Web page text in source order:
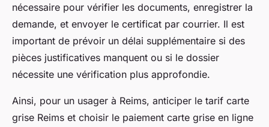
nécessaire pour vérifier les documents, enregistrer la
demande, et envoyer le certificat par courrier. Il est
important de prévoir un délai supplémentaire si des
pièces justificatives manquent ou si le dossier
nécessite une vérification plus approfondie.
Ainsi, pour un usager à Reims, anticiper le tarif carte
grise Reims et choisir le paiement carte grise en ligne